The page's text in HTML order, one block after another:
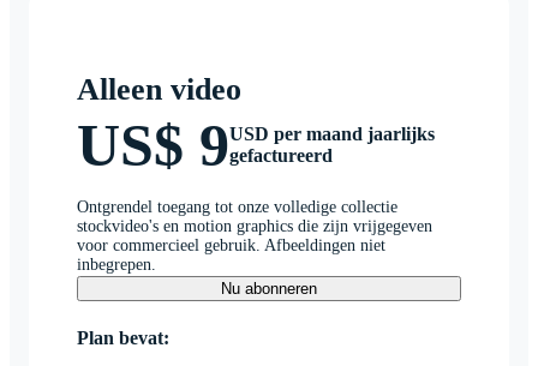
Alleen video
US$ 9USD per maand jaarlijks
gefactureerd
Ontgrendel toegang tot onze volledige collectie
stockvideo's en motion graphics die zijn vrijgegeven
voor commercieel gebruik. Afbeeldingen niet
inbegrepen.
Nu abonneren
Plan bevat: